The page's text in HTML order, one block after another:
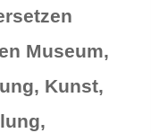
Museum,
Kunst,